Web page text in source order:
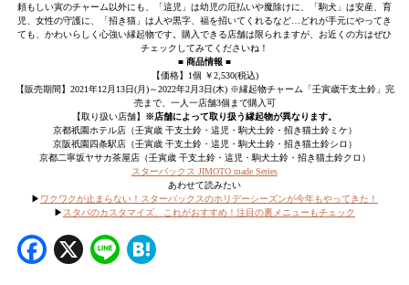
頼もしい寅のチャーム以外にも、「這児」は幼児の厄払いや魔除けに、「駒犬」は安産、育
児、女性の守護に、「招き猫」は人や黒字、福を招いてくれるなど…どれが手元にやってき
ても、かわいらしく心強い縁起物です。購入できる店舗は限られますが、お近くの方はぜひ
チェックしてみてくださいね！
■ 商品情報 ■
【価格】1個 ￥2,530(税込)
【販売期間】2021年12月13日(月)～2022年2月3日(木) ※縁起物チャーム「壬寅歳干支土鈴」完
売まで、一人一店舗3個まで購入可
【取り扱い店舗】 ※店舗によって取り扱う縁起物が異なります。
京都祇園ホテル店（壬寅歳 干支土鈴・這児・駒犬土鈴・招き猫土鈴ミケ）
京阪祇園四条駅店（壬寅歳 干支土鈴・這児・駒犬土鈴・招き猫土鈴シロ）
京都二寧坂ヤサカ茶屋店（壬寅歳 干支土鈴・這児・駒犬土鈴・招き猫土鈴クロ）
スターバックス JIMOTO made Series
あわせて読みたい
▶ ワクワクが止まらない！スターバックスのホリデーシーズンが今年もやってきた！
▶ スタバのカスタマイズ、これがおすすめ！注目の裏メニューもチェック
Facebook
X Line